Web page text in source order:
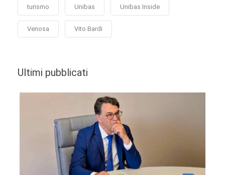
turismo Unibas Unibas Inside
Venosa Vito Bardi
Ultimi pubblicati